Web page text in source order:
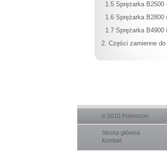
1.5 Sprężarka B2500
1.6 Sprężarka
1.7 Sprężarka
2. Części zamienne do
© 2010 Polmocon
Strona główna
Kontakt